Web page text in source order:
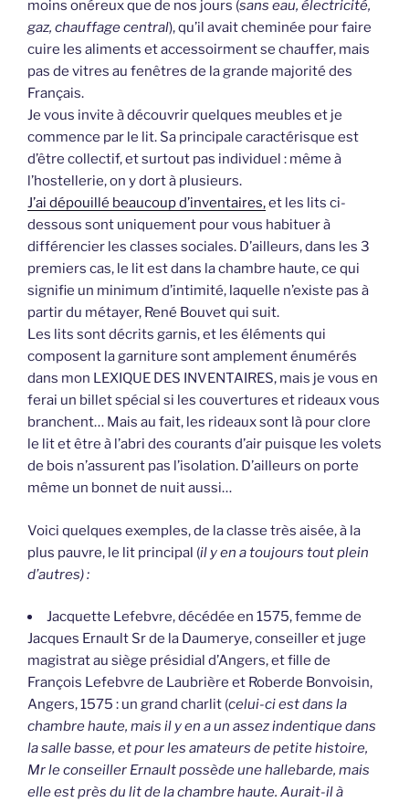
moins onéreux que de nos jours (sans eau, électricité,
gaz, chauffage central), qu’il avait cheminée pour faire
cuire les aliments et accessoirment se chauffer, mais
pas de vitres au fenêtres de la grande majorité des
Français.
Je vous invite à découvrir quelques meubles et je
commence par le lit. Sa principale caractérisque est
d’être collectif, et surtout pas individuel : même à
l’hostellerie, on y dort à plusieurs.
J’ai dépouillé beaucoup d’inventaires,et les lits ci-
dessous sont uniquement pour vous habituer à
différencier les classes sociales. D’ailleurs, dans les 3
premiers cas, le lit est dans la chambre haute, ce qui
signifie un minimum d’intimité, laquelle n’existe pas à
partir du métayer, René Bouvet qui suit.
Les lits sont décrits garnis, et les éléments qui
composent la garniture sont amplement énumérés
dans mon LEXIQUE DES INVENTAIRES, mais je vous en
ferai un billet spécial si les couvertures et rideaux vous
branchent… Mais au fait, les rideaux sont là pour clore
le lit et être à l’abri des courants d’air puisque les volets
de bois n’assurent pas l’isolation. D’ailleurs on porte
même un bonnet de nuit aussi…
Voici quelques exemples, de la classe très aisée, à la
plus pauvre, le lit principal (il y en a toujours tout plein
d’autres) :
Jacquette Lefebvre, décédée en 1575, femme de
Jacques Ernault Sr de la Daumerye, conseiller et juge
magistrat au siège présidial d’Angers, et fille de
François Lefebvre de Laubrière et Roberde Bonvoisin,
Angers, 1575 : un grand charlit (celui-ci est dans la
chambre haute, mais il y en a un assez indentique dans
la salle basse, et pour les amateurs de petite histoire,
Mr le conseiller Ernault possède une hallebarde, mais
elle est près du lit de la chambre haute. Aurait-il à